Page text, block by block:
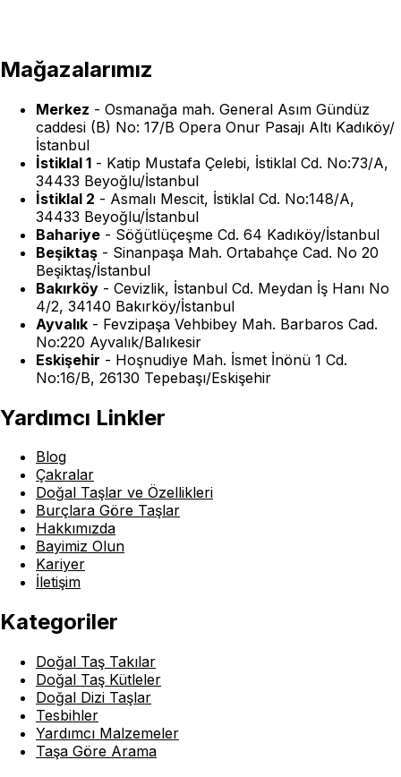
Mağazalarımız
Merkez - Osmanağa mah. General Asım Gündüz
caddesi (B) No: 17/B Opera Onur Pasajı Altı Kadıköy/
İstanbul
İstiklal 1 - Katip Mustafa Çelebi, İstiklal Cd. No:73/A,
34433 Beyoğlu/İstanbul
İstiklal 2 - Asmalı Mescit, İstiklal Cd. No:148/A,
34433 Beyoğlu/İstanbul
Bahariye - Söğütlüçeşme Cd. 64 Kadıköy/İstanbul
Beşiktaş - Sinanpaşa Mah. Ortabahçe Cad. No 20
Beşiktaş/İstanbul
Bakırköy - Cevizlik, İstanbul Cd. Meydan İş Hanı No
4/2, 34140 Bakırköy/İstanbul
Ayvalık - Fevzipaşa Vehbibey Mah. Barbaros Cad.
No:220 Ayvalık/Balıkesir
Eskişehir - Hoşnudiye Mah. İsmet İnönü 1 Cd.
No:16/B, 26130 Tepebaşı/Eskişehir
Yardımcı Linkler
Blog
Çakralar
Doğal Taşlar ve Özellikleri
Burçlara Göre Taşlar
Hakkımızda
Bayimiz Olun
Kariyer
İletişim
Kategoriler
Doğal Taş Takılar
Doğal Taş Kütleler
Doğal Dizi Taşlar
Tesbihler
Yardımcı Malzemeler
Taşa Göre Arama